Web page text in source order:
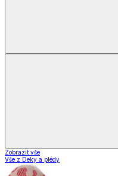
Zobrazit vše
Vše z Deky a plédy